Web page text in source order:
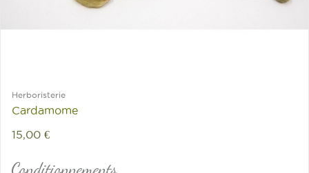
Herboristerie
Cardamome
15,00 €
Conditionnements